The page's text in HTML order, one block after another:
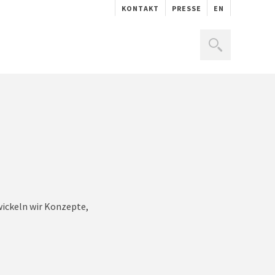
KONTAKT PRESSE EN
wir Konzepte,